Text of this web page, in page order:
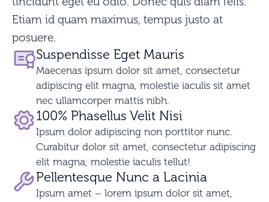
Etiam id quam maximus, tempus justo at
posuere.
Suspendisse Eget Mauris
Maecenas ipsum dolor sit amet, consectetur
adipiscing elit magna, molestie iaculis sit amet
nec ullamcorper mattis nibh.
100% Phasellus Velit Nisi
Ipsum dolor adipiscing non porttitor nunc.
Curabitur dolor sit amet, consectetur adipiscing
elit magna, molestie iaculis tellut!
Pellentesque Nunc a Lacinia
Ipsum amet – lorem ipsum dolor sit amet,